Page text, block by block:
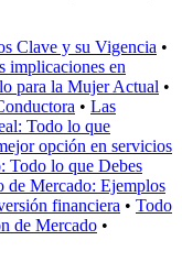
Clave y su Vigencia •
implicaciones en
para la Mujer Actual •
• Las
Todo lo que
opción en servicios
Todo lo que Debes
de Mercado: Ejemplos
financiera • Todo
de Mercado •